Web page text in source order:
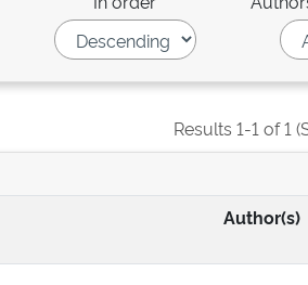
Results 1-1 of 1
Author(s)